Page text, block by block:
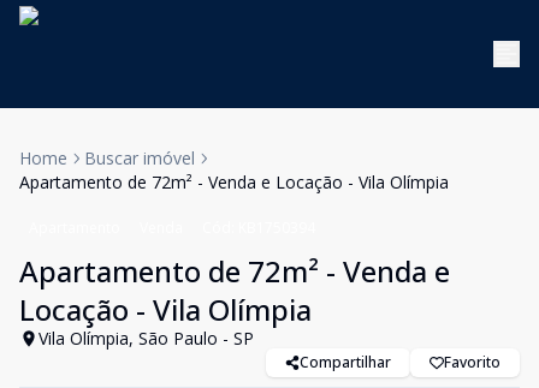
Home
Buscar imóvel
Apartamento de 72m² - Venda e Locação - Vila Olímpia
Apartamento de 72m² - Venda e
Locação - Vila Olímpia
Vila Olímpia, São Paulo - SP
Compartilhar Favorito